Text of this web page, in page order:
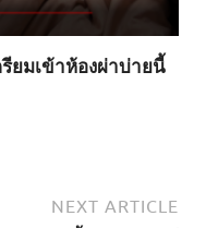
ยมเข้าห้องผ่าบ่ายนี้
NEXT ARTICLE